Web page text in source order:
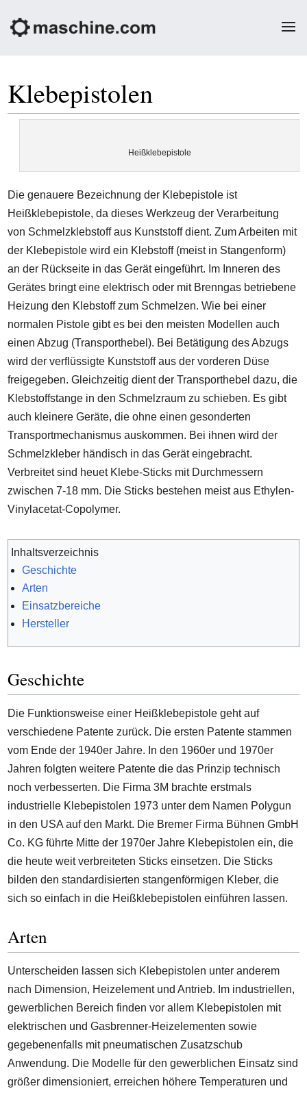
Klebepistolen
Heißklebepistole
Die genauere Bezeichnung der Klebepistole ist
Heißklebepistole, da dieses Werkzeug der Verarbeitung
von Schmelzklebstoff aus Kunststoff dient. Zum Arbeiten mit
der Klebepistole wird ein Klebstoff (meist in Stangenform)
an der Rückseite in das Gerät eingeführt. Im Inneren des
Gerätes bringt eine elektrisch oder mit Brenngas betriebene
Heizung den Klebstoff zum Schmelzen. Wie bei einer
normalen Pistole gibt es bei den meisten Modellen auch
einen Abzug (Transporthebel). Bei Betätigung des Abzugs
wird der verflüssigte Kunststoff aus der vorderen Düse
freigegeben. Gleichzeitig dient der Transporthebel dazu, die
Klebstoffstange in den Schmelzraum zu schieben. Es gibt
auch kleinere Geräte, die ohne einen gesonderten
Transportmechanismus auskommen. Bei ihnen wird der
Schmelzkleber händisch in das Gerät eingebracht.
Verbreitet sind heuet Klebe-Sticks mit Durchmessern
zwischen 7-18 mm. Die Sticks bestehen meist aus Ethylen-
Vinylacetat-Copolymer.
Inhaltsverzeichnis
Geschichte
Arten
Einsatzbereiche
Hersteller
Geschichte
Die Funktionsweise einer Heißklebepistole geht auf
verschiedene Patente zurück. Die ersten Patente stammen
vom Ende der 1940er Jahre. In den 1960er und 1970er
Jahren folgten weitere Patente die das Prinzip technisch
noch verbesserten. Die Firma 3M brachte erstmals
industrielle Klebepistolen 1973 unter dem Namen Polygun
in den USA auf den Markt. Die Bremer Firma Bühnen GmbH
Co. KG führte Mitte der 1970er Jahre Klebepistolen ein, die
die heute weit verbreiteten Sticks einsetzen. Die Sticks
bilden den standardisierten stangenförmigen Kleber, die
sich so einfach in die Heißklebepistolen einführen lassen.
Arten
Unterscheiden lassen sich Klebepistolen unter anderem
nach Dimension, Heizelement und Antrieb. Im industriellen,
gewerblichen Bereich finden vor allem Klebepistolen mit
elektrischen und Gasbrenner-Heizelementen sowie
gegebenenfalls mit pneumatischen Zusatzschub
Anwendung. Die Modelle für den gewerblichen Einsatz sind
größer dimensioniert, erreichen höhere Temperaturen und